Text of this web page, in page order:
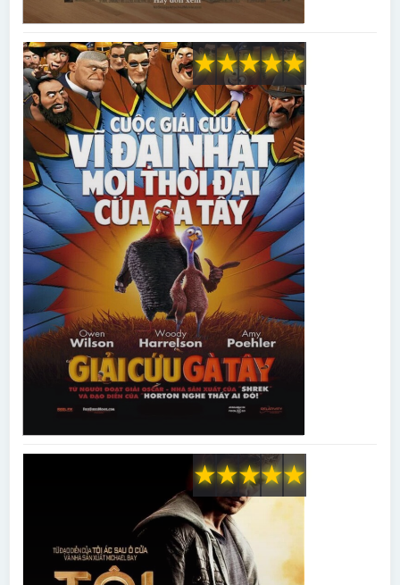
★
★
★
★
★
★
★
★
★
★